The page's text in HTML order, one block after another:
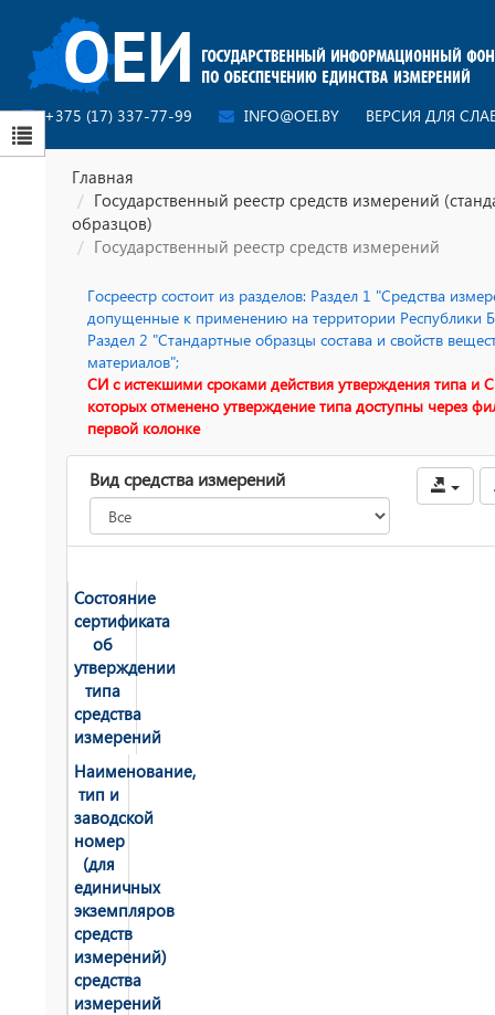
+375 (17) 337-77-99 INFO@OEI.BY ВЕРСИЯ ДЛЯ
Главная
Государственный реестр средств измерений
образцов)
Государственный реестр средств измерений
Госреестр состоит из разделов: Раздел 1 "Средства
допущенные к применению на территории Республики
Раздел 2 "Стандартные образцы состава и свойств
материалов";
СИ с истекшими сроками действия утверждения типа и
которых отменено утверждение типа доступны через
первой колонке
Вид средства измерений
Состояние
сертификата
об
утверждении
типа
средства
измерений
Наименование,
тип и
заводской
номер
(для
единичных
экземпляров
средств
измерений)
средства
измерений